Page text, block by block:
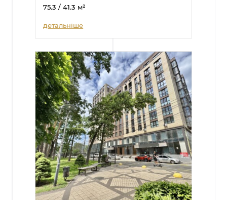
75.3 / 41.3 м²
детальніше